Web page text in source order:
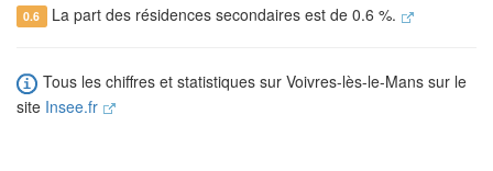
0.6 La part des résidences secondaires est de 0.6 %.
Tous les chiffres et statistiques sur Voivres-lès-le-Mans sur le
site Insee.fr